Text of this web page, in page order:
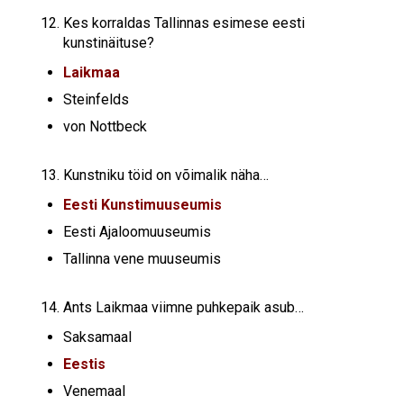
Kes korraldas Tallinnas esimese eesti
kunstinäituse?
Laikmaa
Steinfelds
von Nottbeck
Kunstniku töid on võimalik näha…
Eesti Kunstimuuseumis
Eesti Ajaloomuuseumis
Tallinna vene muuseumis
Ants Laikmaa viimne puhkepaik asub…
Saksamaal
Eestis
Venemaal